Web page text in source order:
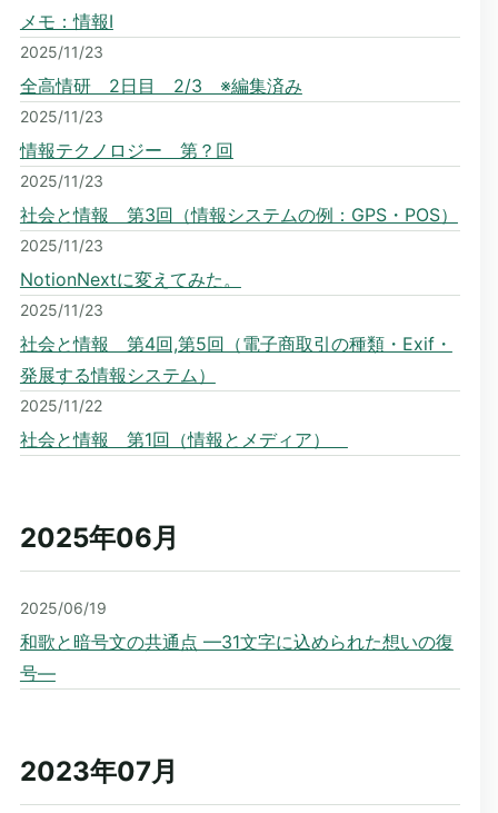
メモ：情報I
2025/11/23
全高情研 2日目 2/3 ※編集済み
2025/11/23
情報テクノロジー 第？回
2025/11/23
社会と情報 第3回（情報システムの例：GPS・POS）
2025/11/23
NotionNextに変えてみた。
2025/11/23
社会と情報 第4回,第5回（電子商取引の種類・Exif・
発展する情報システム）
2025/11/22
社会と情報 第1回（情報とメディア）
2025年06月
2025/06/19
和歌と暗号文の共通点 —31文字に込められた想いの復
号—
2023年07月